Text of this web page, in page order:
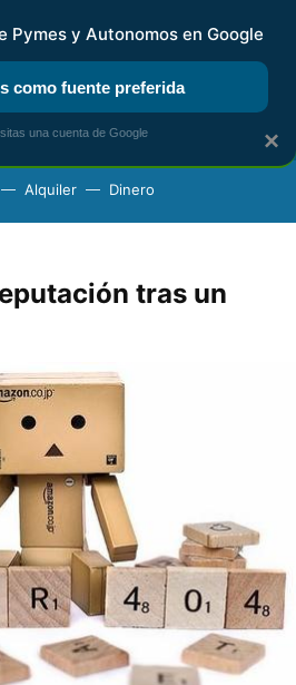
KIT DIGITAL RENTA
Alquiler Dinero
tras un
×
Pymes y Autonomos en Google
como fuente preferida
una cuenta de Google